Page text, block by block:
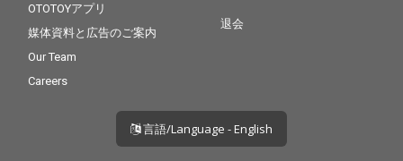
OTOTOYアプリ
媒体資料と広告のご案内
Our Team
Careers
退会
言語/Language - English